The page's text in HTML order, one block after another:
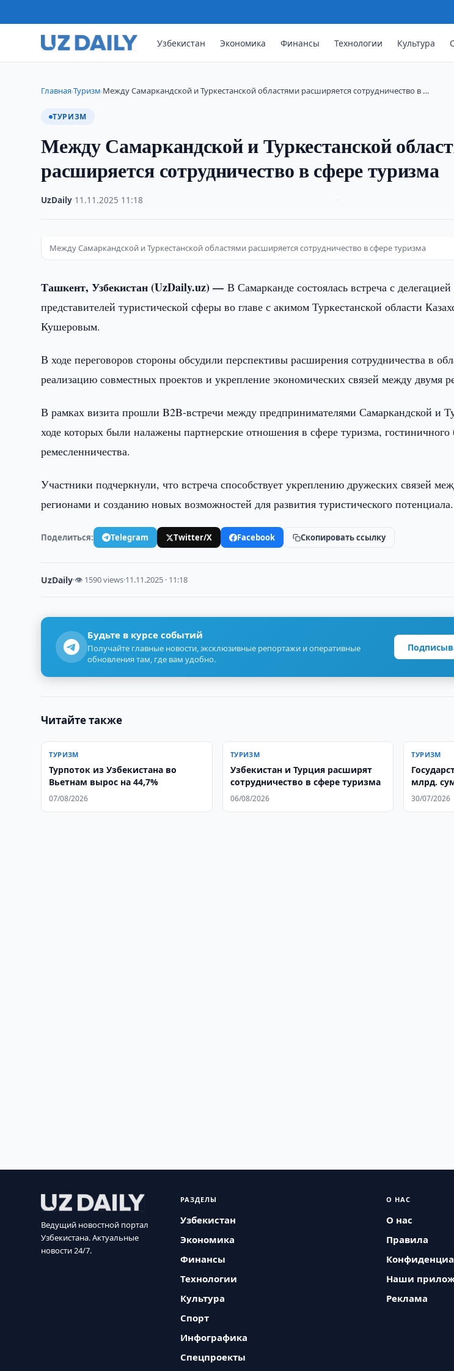
Узбекистан Экономика Финансы Технологии Культура
Главная›Туризм›Между Самаркандской и Туркестанской областями расширяется сотрудничество в …
ТУРИЗМ
Между Самаркандской и Туркестанской
расширяется сотрудничество в сфере туризма
UzDaily 11.11.2025 11:18
Между Самаркандской и Туркестанской областями расширяется сотрудничество в сфере туризма
Ташкент, Узбекистан (UzDaily.uz) —В Самарканде состоялась встреча с
представителей туристической сферы во главе с акимом Туркестанской области
Кушеровым.
В ходе переговоров стороны обсудили перспективы расширения сотрудничества в
реализацию совместных проектов и укрепление экономических связей между двумя
В рамках визита прошли B2B-встречи между предпринимателями Самаркандской и
ходе которых были налажены партнерские отношения в сфере туризма, гостиничного
ремесленничества.
Участники подчеркнули, что встреча способствует укреплению дружеских связей
регионами и созданию новых возможностей для развития туристического потенциала.
Поделиться: Telegram Twitter/X Facebook Скопировать ссылку
UzDaily·👁 1590 views·11.11.2025 · 11:18
Будьте в курсе событий
Получайте главные новости, эксклюзивные репортажи и оперативные
обновления там, где вам удобно.
Читайте также
ТУРИЗМ
Турпоток из Узбекистана во
Вьетнам вырос на 44,7%
07/08/2026
ТУРИЗМ
Узбекистан и Турция расширят
сотрудничество в сфере туризма
06/08/2026
ТУРИЗМ
млрд.
30/07/2026
Ведущий новостной портал
Узбекистана. Актуальные
новости 24/7.
РАЗДЕЛЫ
Узбекистан
Экономика
Финансы
Технологии
Культура
Спорт
Инфографика
Спецпроекты
О НАС
О нас
Правила
Наши
Реклама